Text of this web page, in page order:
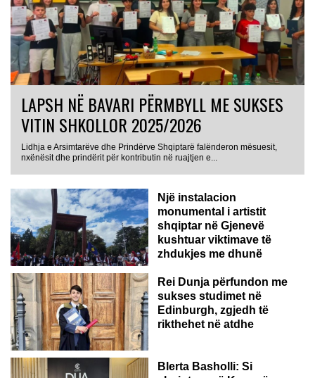
LAPSH NË BAVARI PËRMBYLL ME SUKSES
VITIN SHKOLLOR 2025/2026
Lidhja e Arsimtarëve dhe Prindërve Shqiptarë falënderon mësuesit,
nxënësit dhe prindërit për kontributin në ruajtjen e...
Një instalacion
monumental i artistit
shqiptar në Gjenevë
kushtuar viktimave të
zhdukjes me dhunë
Rei Dunja përfundon me
sukses studimet në
Edinburgh, zgjedh të
rikthehet në atdhe
Blerta Basholli: Si